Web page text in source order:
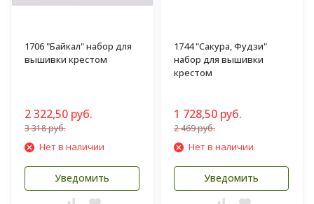
1706 "Байкал" набор для
вышивки крестом
2 322,50 руб.
3 318 руб.
Нет в наличии
Уведомить
1744 "Сакура, Фудзи"
набор для вышивки
крестом
1 728,50 руб.
2 469 руб.
Нет в наличии
Уведомить